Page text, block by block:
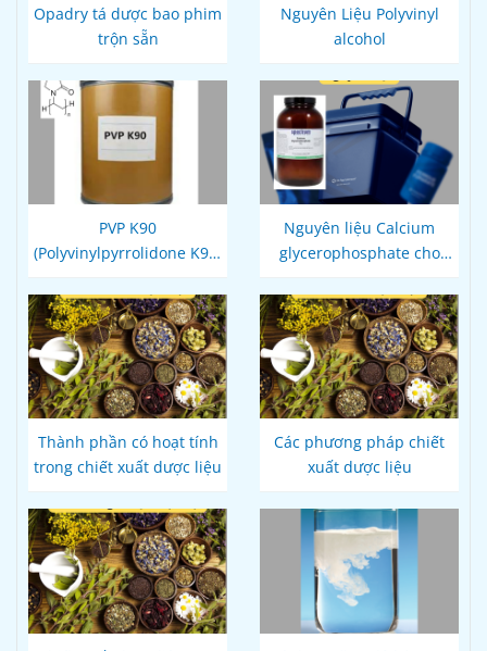
Opadry tá dược bao phim
trộn sẵn
Nguyên Liệu Polyvinyl
alcohol
PVP K90
(Polyvinylpyrrolidone K90,
Hoá Dược Việt
Nguyên liệu Calcium
glycerophosphate cho
Thành phần có hoạt tính
trong chiết xuất dược liệu
Các phương pháp chiết
xuất dược liệu